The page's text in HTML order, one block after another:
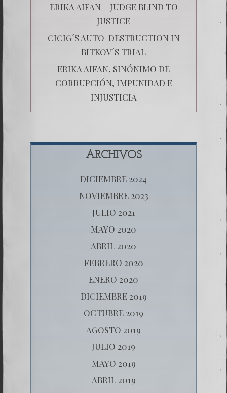
ERIKA AIFAN – JUDGE BLIND TO
JUSTICE
CICIG´S AUTO-DESTRUCTION IN
BITKOV´S TRIAL
ERIKA AIFAN, SINÓNIMO DE
CORRUPCIÓN, IMPUNIDAD E
INJUSTICIA
ARCHIVOS
DICIEMBRE 2024
NOVIEMBRE 2023
JULIO 2021
MAYO 2020
ABRIL 2020
FEBRERO 2020
ENERO 2020
DICIEMBRE 2019
OCTUBRE 2019
AGOSTO 2019
JULIO 2019
MAYO 2019
ABRIL 2019